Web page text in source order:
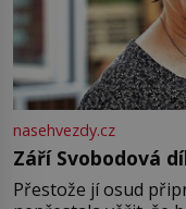
nasehvezdy.cz
Září Svobodová
Přestože jí osud